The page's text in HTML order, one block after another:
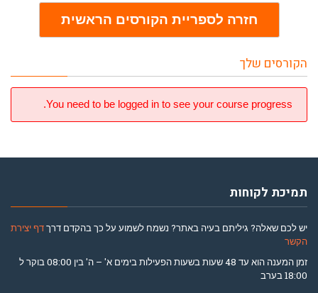
חזרה לספריית הקורסים הראשית
הקורסים שלך
You need to be logged in to see your course progress.
תמיכת לקוחות
יש לכם שאלה? גיליתם בעיה באתר? נשמח לשמוע על כך בהקדם דרךדף יצירת
הקשר
זמן המענה הוא עד 48 שעות בשעות הפעילות בימים א' – ה' בין 08:00 בוקר ל
18:00 בערב